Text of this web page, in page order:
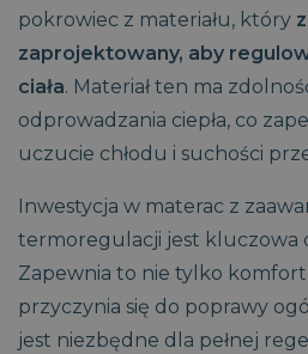
pokrowiec z materiału, który
zaprojektowany, aby
ciała. Materiał ten ma
odprowadzania ciepła, co
uczucie chłodu i suchości
Inwestycja w materac z
termoregulacji jest kluczowa
Zapewnia to nie tylko
przyczynia się do poprawy
jest niezbędne dla pełnej